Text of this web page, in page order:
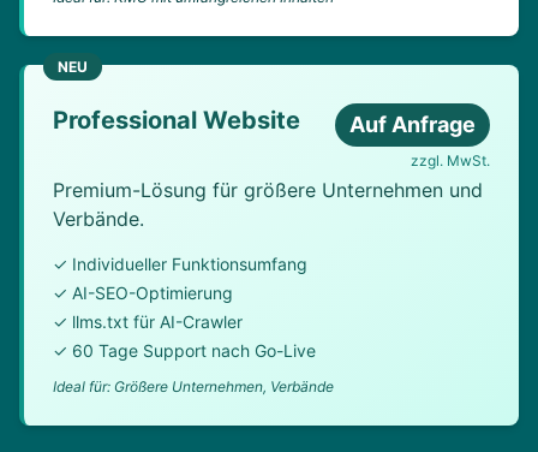
NEU
Professional Website Auf Anfrage
zzgl. MwSt.
Premium-Lösung für größere Unternehmen und
Verbände.
✓ Individueller Funktionsumfang
✓ AI-SEO-Optimierung
✓ llms.txt für AI-Crawler
✓ 60 Tage Support nach Go-Live
Ideal für: Größere Unternehmen, Verbände